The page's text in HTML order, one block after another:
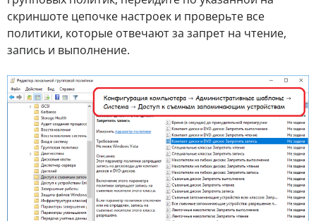
скриншоте цепочке настроек и проверьте все
политики, которые отвечают за запрет на чтение,
запись и выполнение.